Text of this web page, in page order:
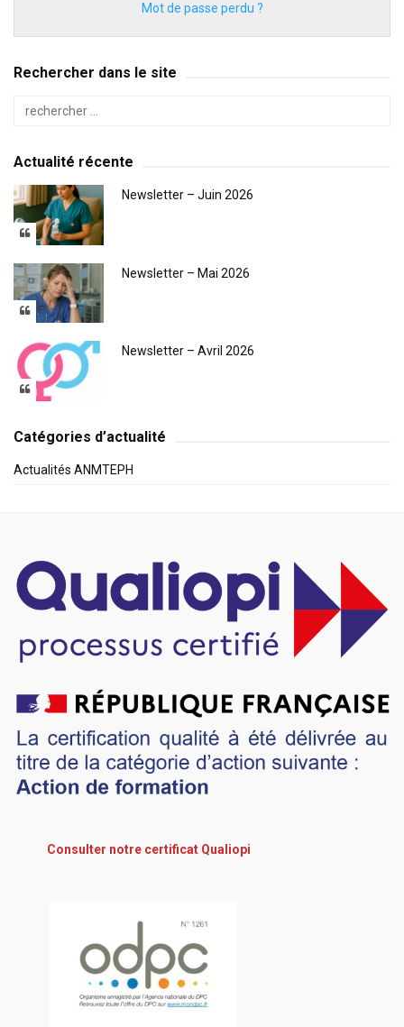
Mot de passe perdu ?
Rechercher dans le site
Actualité récente
Newsletter – Juin 2026
Newsletter – Mai 2026
Newsletter – Avril 2026
Catégories d’actualité
Actualités ANMTEPH
Consulter notre certificat Qualiopi